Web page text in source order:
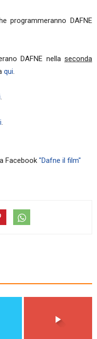
programmeranno DAFNE
DAFNE nella seconda
qui.
.
.
Facebook "Dafne il film"